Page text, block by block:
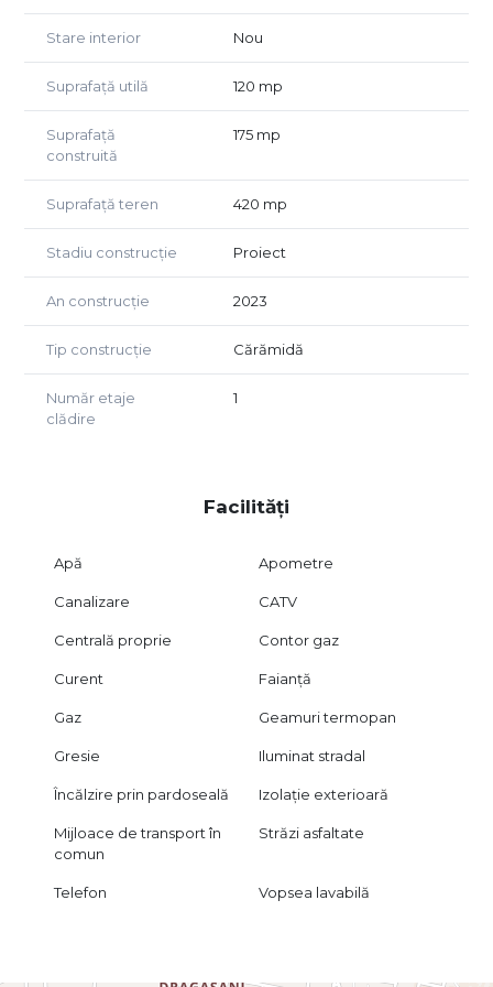
Proprietatea deține toate utilitățile, respectiv: gaz, curent,
apă și canalizare.
Construcția datează din anul 2023 fiind din căramidă
lavabilă de înaltă calitate, special concepută pentru
finisajele exterioare, astfel incat să fie rezistentă la
Incălzirea acestei proprietăți se face cu gaz, având
instalație de încălzire prin pardosea cu sistem separat
pentru fiecare nivel.
Geamurile sunt termopan calitativ, iar ușile, gresia,
parchetul sunt de înaltă calitate.
Vă invităm să pășiți alături de noi la o vizionare a acestei
proprietăți pe care în curând o veți numi ”Acasă”.
Preț 190 000 euro
Stare interior Nou
Suprafață utilă 120 mp
Suprafață
construită
175 mp
Suprafață teren 420 mp
Stadiu construcție Proiect
An construcție 2023
Tip construcție Cărămidă
Număr etaje
clădire
1
Facilități
Apă Apometre
Canalizare CATV
Centrală proprie Contor gaz
Curent Faianță
Gaz Geamuri termopan
Gresie Iluminat stradal
Încălzire prin pardoseală Izolație exterioară
Mijloace de transport în
comun
Străzi asfaltate
Telefon Vopsea lavabilă